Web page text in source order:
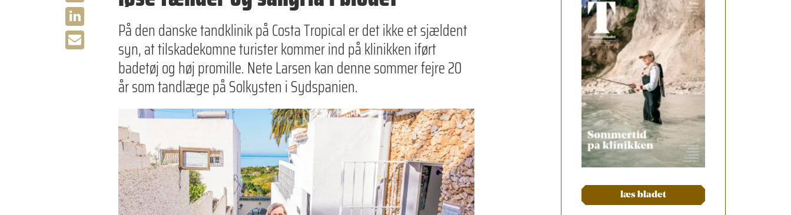
På den danske tandklinik på Costa Tropical er det ikke et sjældent
syn, at tilskadekomne turister kommer ind på klinikken iført
badetøj og høj promille. Nete Larsen kan denne sommer fejre 20
år som tandlæge på Solkysten i Sydspanien.
læs bladet